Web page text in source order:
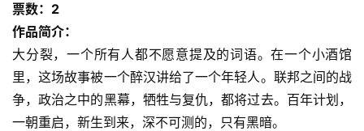
票数：2
作品简介：
大分裂，一个所有人都不愿意提及的词语。在一个小酒馆
里，这场故事被一个醉汉讲给了一个年轻人。联邦之间的战
争，政治之中的黑幕，牺牲与复仇，都将过去。百年计划，
一朝重启，新生到来，深不可测的，只有黑暗。